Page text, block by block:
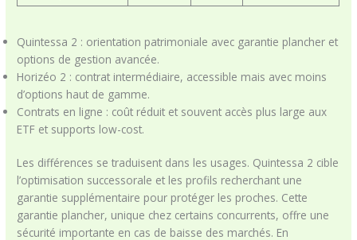
Quintessa 2 : orientation patrimoniale avec garantie plancher et
options de gestion avancée.
Horizéo 2 : contrat intermédiaire, accessible mais avec moins
d’options haut de gamme.
Contrats en ligne : coût réduit et souvent accès plus large aux
ETF et supports low-cost.
Les différences se traduisent dans les usages. Quintessa 2 cible
l’optimisation successorale et les profils recherchant une
garantie supplémentaire pour protéger les proches. Cette
garantie plancher, unique chez certains concurrents, offre une
sécurité importante en cas de baisse des marchés. En